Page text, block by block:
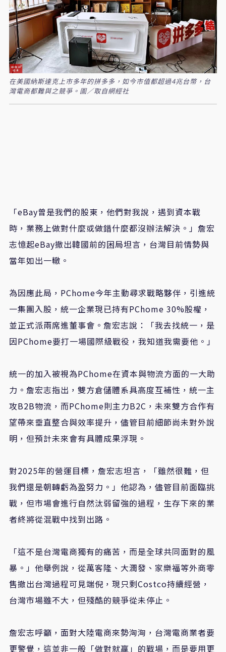
在美國納斯達克上市多年的拼多多，如今市值都超過4兆台幣，台
灣電商都難與之競爭。圖／取自網經社
「eBay曾是我們的股東，他們對我說，遇到資本戰
時，業務上做對什麼或做錯什麼都沒辦法解決。」詹宏
志憶起eBay撤出韓國前的困局坦言，台灣目前情勢與
當年如出一轍。
為因應此局，PChome今年主動尋求戰略夥伴，引進統
一集團入股，統一企業現已持有PChome 30%股權，
並正式派兩席進董事會。詹宏志說：「我去找統一，是
因PChome要打一場國際級戰役，我知道我需要他。」
統一的加入被視為PChome在資本與物流方面的一大助
力。詹宏志指出，雙方倉儲體系具高度互補性，統一主
攻B2B物流，而PChome則主力B2C，未來雙方合作有
望帶來垂直整合與效率提升，儘管目前細節尚未對外說
明，但預計未來會有具體成果浮現。
對2025年的營運目標，詹宏志坦言，「雖然很難，但
我們還是朝轉虧為盈努力。」他認為，儘管目前面臨挑
戰，但市場會進行自然汰弱留強的過程，生存下來的業
者終將從混戰中找到出路。
「這不是台灣電商獨有的痛苦，而是全球共同面對的風
暴。」他舉例說，從萬客隆、大潤發、家樂福等外商零
售撤出台灣過程可見端倪，現只剩Costco持續經營，
台灣市場雖不大，但殘酷的競爭從未停止。
詹宏志呼籲，面對大陸電商來勢洶洶，台灣電商業者要
更警覺，這並非一般「做對就贏」的戰場，而是要用更